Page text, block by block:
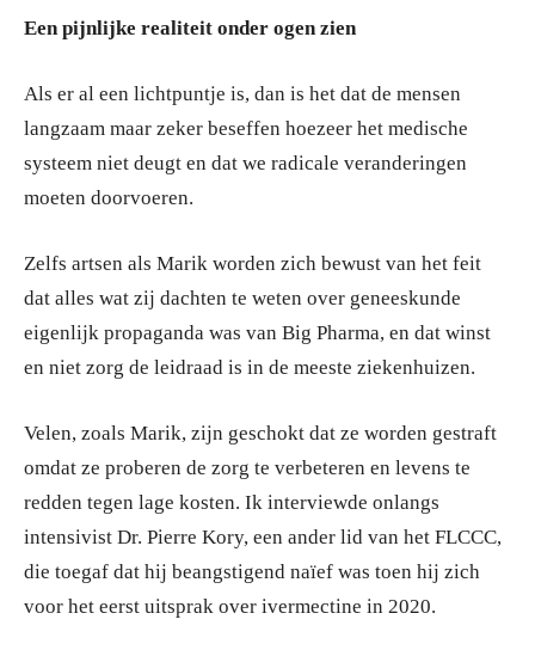
Een pijnlijke realiteit onder ogen zien
Als er al een lichtpuntje is, dan is het dat de mensen
langzaam maar zeker beseffen hoezeer het medische
systeem niet deugt en dat we radicale veranderingen
moeten doorvoeren.
Zelfs artsen als Marik worden zich bewust van het feit
dat alles wat zij dachten te weten over geneeskunde
eigenlijk propaganda was van Big Pharma, en dat winst
en niet zorg de leidraad is in de meeste ziekenhuizen.
Velen, zoals Marik, zijn geschokt dat ze worden gestraft
omdat ze proberen de zorg te verbeteren en levens te
redden tegen lage kosten. Ik interviewde onlangs
intensivist Dr. Pierre Kory, een ander lid van het FLCCC,
die toegaf dat hij beangstigend naïef was toen hij zich
voor het eerst uitsprak over ivermectine in 2020.